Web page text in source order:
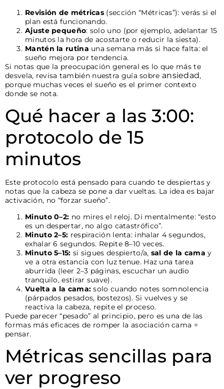
Revisión de métricas (sección “Métricas”): verás si el
plan está funcionando.
Ajuste pequeño: solo uno (por ejemplo, adelantar 15
minutos la hora de acostarte o reducir la siesta).
Mantén la rutina una semana más si hace falta: el
sueño mejora por tendencia.
Si notas que la preocupación general es lo que más te
desvela, revisa también nuestra guía sobre ansiedad,
porque muchas veces el sueño es el primer contexto
donde se nota.
Qué hacer a las 3:00:
protocolo de 15
minutos
Este protocolo está pensado para cuando te despiertas y
notas que la cabeza se pone a dar vueltas. La idea es bajar
activación, no “forzar sueño”.
Minuto 0–2: no mires el reloj. Di mentalmente: “esto
es un despertar, no algo catastrófico”.
Minuto 2–5: respiración lenta: inhalar 4 segundos,
exhalar 6 segundos. Repite 8–10 veces.
Minuto 5–15: si sigues despierto/a, sal de la cama y
ve a otra estancia con luz tenue. Haz una tarea
aburrida (leer 2–3 páginas, escuchar un audio
tranquilo, estirar suave).
Vuelta a la cama: solo cuando notes somnolencia
(párpados pesados, bostezos). Si vuelves y se
reactiva la cabeza, repite el proceso.
Puede parecer “pesado” al principio, pero es una de las
formas más eficaces de romper la asociación cama =
pensar.
Métricas sencillas para
ver progreso